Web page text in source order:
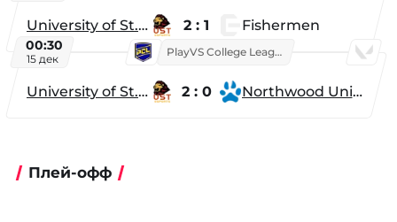
University of St. Thomas 2 : 1 Fishermen
00:30
15 дек
PlayVS College League 2025: Fall
University of St. Thomas 2 : 0 Northwood University
Плей-офф